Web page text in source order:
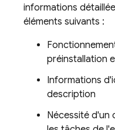
informations
éléments suivants :
préinstallation
Informations
description
Nécessité